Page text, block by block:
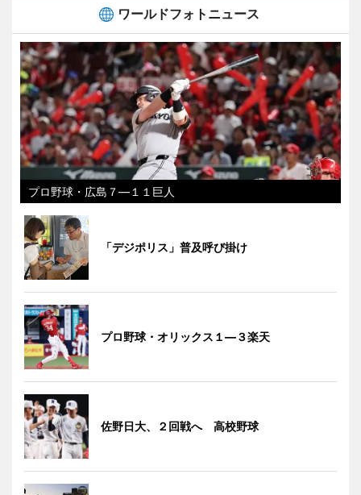
ワールドフォトニュース
プロ野球・広島７―１１巨人
「デジポリス」普及呼び掛け
プロ野球・オリックス１―３楽天
佐野日大、２回戦へ 高校野球